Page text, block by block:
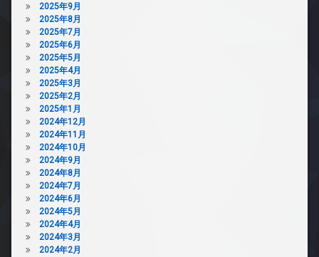
2025年9月
2025年8月
2025年7月
2025年6月
2025年5月
2025年4月
2025年3月
2025年2月
2025年1月
2024年12月
2024年11月
2024年10月
2024年9月
2024年8月
2024年7月
2024年6月
2024年5月
2024年4月
2024年3月
2024年2月